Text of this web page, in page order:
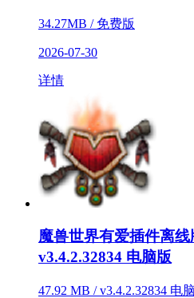
34.27MB / 免费版
2026-07-30
详情
魔兽世界有爱插件离
v3.4.2.32834 电脑版
47.92 MB / v3.4.2.32834 电